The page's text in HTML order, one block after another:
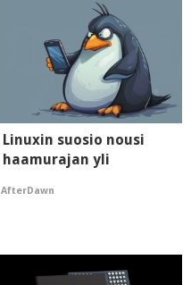
Linuxin suosio nousi
haamurajan yli
AfterDawn